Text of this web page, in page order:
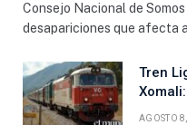
Consejo Nacional de
desapariciones que afecta
Tren
AGOSTO